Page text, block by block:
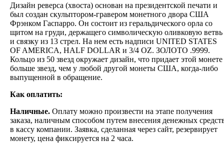
Дизайн реверса (хвоста) основан на президентской печати и
был создан скульптором-гравером монетного двора США
Фрэнком Гаспарро. Он состоит из геральдического орла со
щитом на груди, держащего символическую оливковую ветвь
и связку из 13 стрел. На нем есть надписи UNITED STATES
OF AMERICA, HALF DOLLAR и 3/4 OZ. ЗОЛОТО .9999.
Кольцо из 50 звезд окружает дизайн, что придает этой монете
больше звезд, чем у любой другой монеты США, когда-либо
выпущенной в обращение.
Как оплатить:
Наличные. Оплату можно произвести на этапе получения
заказа, наличным способом путем внесения денежных
в кассу компании. Заявка, сделанная через сайт, резервирует
монету, цена фиксируется на 2 часа.